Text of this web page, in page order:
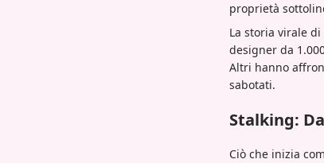
proprietà
La storia virale
designer da
Altri hanno
sabotati.
Stalking:
Ciò che inizia